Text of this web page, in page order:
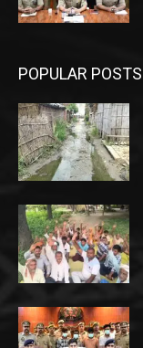
POPULAR POSTS